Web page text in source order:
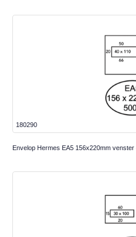
180290
Envelop Hermes EA5 156x220mm